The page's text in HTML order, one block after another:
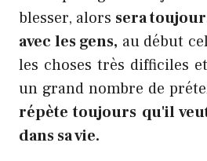
blesser, alors sera
avec les gens, au début
les choses très difficiles
un grand nombre de
répète toujours qu'il
dans sa vie.